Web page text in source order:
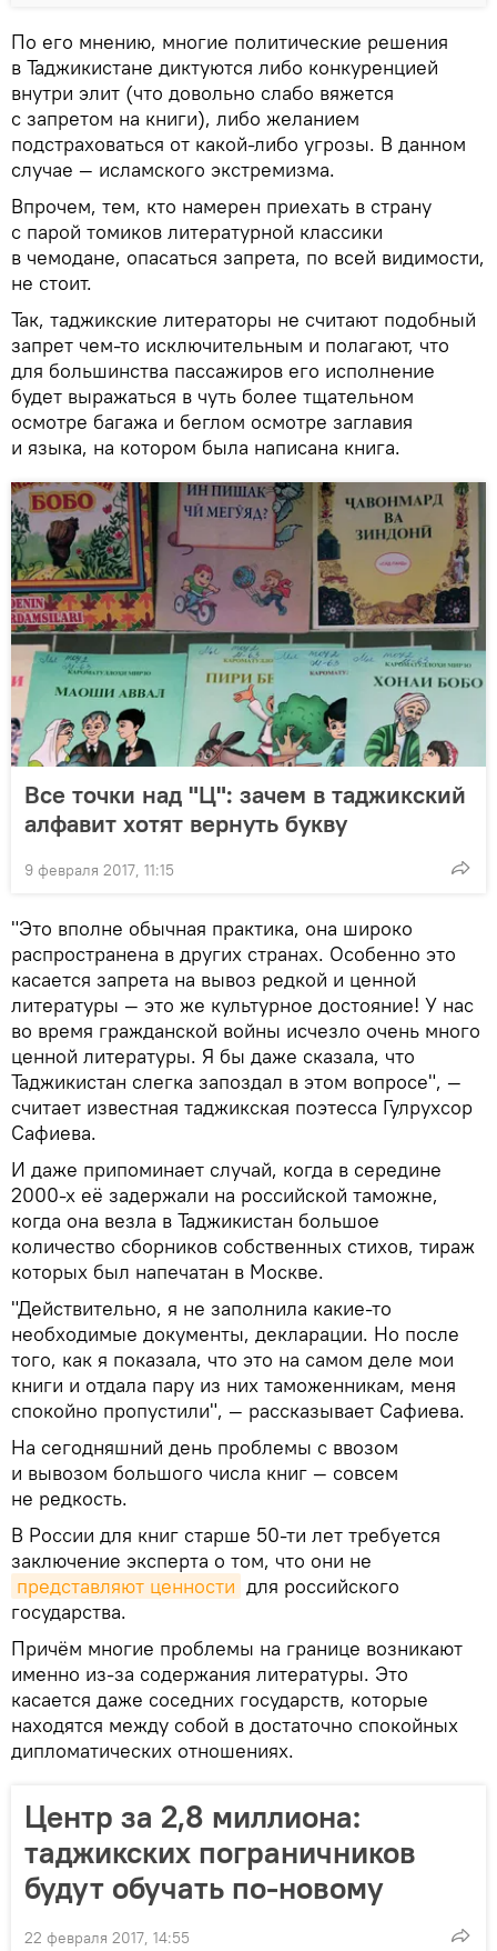
По его мнению, многие политические решения
в Таджикистане диктуются либо конкуренцией
внутри элит (что довольно слабо вяжется
с запретом на книги), либо желанием
подстраховаться от какой-либо угрозы. В данном
случае — исламского экстремизма.
Впрочем, тем, кто намерен приехать в страну
с парой томиков литературной классики
в чемодане, опасаться запрета, по всей видимости,
не стоит.
Так, таджикские литераторы не считают подобный
запрет чем-то исключительным и полагают, что
для большинства пассажиров его исполнение
будет выражаться в чуть более тщательном
осмотре багажа и беглом осмотре заглавия
и языка, на котором была написана книга.
Все точки над "Ц": зачем в таджикский
алфавит хотят вернуть букву
9 февраля 2017, 11:15
"Это вполне обычная практика, она широко
распространена в других странах. Особенно это
касается запрета на вывоз редкой и ценной
литературы — это же культурное достояние! У нас
во время гражданской войны исчезло очень много
ценной литературы. Я бы даже сказала, что
Таджикистан слегка запоздал в этом вопросе", —
считает известная таджикская поэтесса Гулрухсор
Сафиева.
И даже припоминает случай, когда в середине
2000-х её задержали на российской таможне,
когда она везла в Таджикистан большое
количество сборников собственных стихов, тираж
которых был напечатан в Москве.
"Действительно, я не заполнила какие-то
необходимые документы, декларации. Но после
того, как я показала, что это на самом деле мои
книги и отдала пару из них таможенникам, меня
спокойно пропустили", — рассказывает Сафиева.
На сегодняшний день проблемы с ввозом
и вывозом большого числа книг — совсем
не редкость.
В России для книг старше 50-ти лет требуется
заключение эксперта о том, что они не
представляют ценности для российского
государства.
Причём многие проблемы на границе возникают
именно из-за содержания литературы. Это
касается даже соседних государств, которые
находятся между собой в достаточно спокойных
дипломатических отношениях.
Центр за 2,8 миллиона:
таджикских пограничников
будут обучать по-новому
22 февраля 2017, 14:55